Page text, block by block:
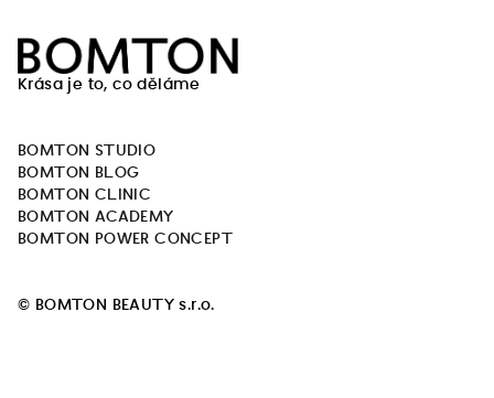
Krása je to, co děláme
BOMTON STUDIO
BOMTON BLOG
BOMTON CLINIC
BOMTON ACADEMY
BOMTON POWER CONCEPT
© BOMTON BEAUTY s.r.o.